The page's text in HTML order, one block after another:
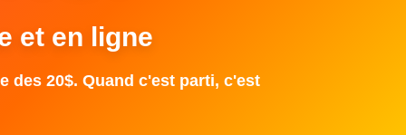
et en ligne
20$. Quand c'est parti, c'est